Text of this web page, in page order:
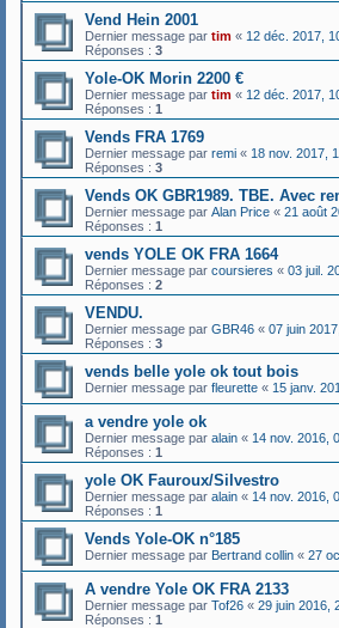
Vend Hein 2001
Dernier message par tim « 12 déc. 2017,
Réponses : 3
Yole-OK Morin 2200 €
Dernier message par tim « 12 déc. 2017,
Réponses : 1
Vends FRA 1769
Dernier message par remi « 18 nov. 2017,
Réponses : 3
Vends OK GBR1989. TBE. Avec
Dernier message par Alan Price « 21 août
Réponses : 1
vends YOLE OK FRA 1664
Dernier message par coursieres « 03 juil.
Réponses : 2
VENDU.
Dernier message par GBR46 « 07 juin
Réponses : 3
vends belle yole ok tout bois
Dernier message par fleurette « 15 janv.
a vendre yole ok
Dernier message par alain « 14 nov. 2016,
Réponses : 1
yole OK Fauroux/Silvestro
Dernier message par alain « 14 nov. 2016,
Réponses : 1
Vends Yole-OK n°185
Dernier message par Bertrand collin « 27
A vendre Yole OK FRA 2133
Dernier message par Tof26 « 29 juin 2016,
Réponses : 1